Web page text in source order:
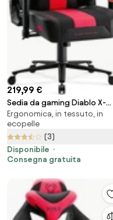
219,99 €
Sedia da gaming Diablo X-
Player 2.0 in materiale Normal
Size: cremisi-antracite
Ergonomica, in tessuto, in
ecopelle
(3)
Disponibile
Consegna gratuita